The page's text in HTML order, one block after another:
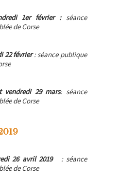
1er février :séance
de Corse
22 février: séance publique
29 mars: séance
de Corse
26 avril 2019
: séance
de Corse